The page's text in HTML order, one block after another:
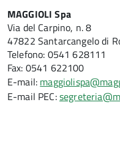
MAGGIOLI Spa
Via del Carpino, n. 8
47822 Santarcangelo di
Telefono: 0541 628111
Fax: 0541 622100
E-mail:
E-mail PEC: